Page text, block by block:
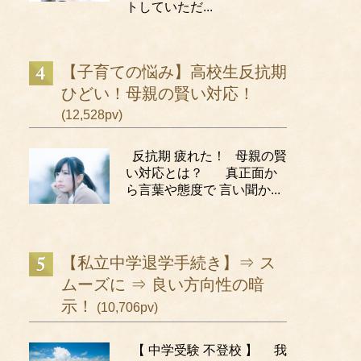
トしていただ...
【子育ての悩み】高校生反抗期
ひどい！母親の賢い対応！
(12,528pv)
反抗期 疲れた！ 母親の賢
い対応とは？ 真正面か
ら言葉や態度で 言い聞か...
【私立中学退学手続き】⇒ ス
ムーズに ⇒ 良い方向性の暗
示！
(10,706pv)
【 中学受験 不登校 】 我